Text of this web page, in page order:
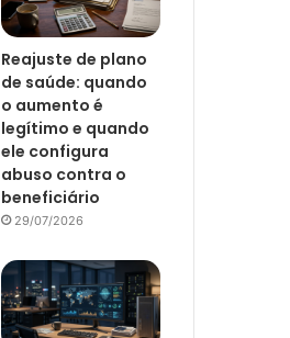
Reajuste de plano
de saúde: quando
o aumento é
legítimo e quando
ele configura
abuso contra o
beneficiário
29/07/2026